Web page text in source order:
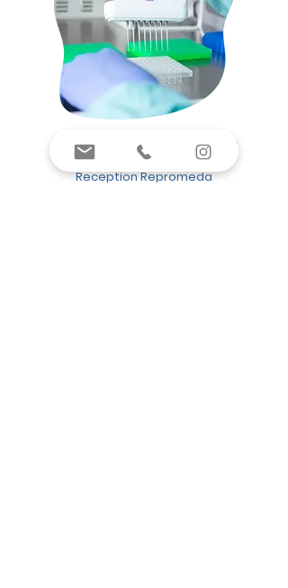
CONTACT FOR CLIENTS
Reception Repromeda